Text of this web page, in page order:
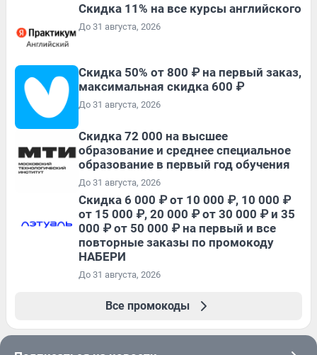
Скидка 11% на все курсы английского
До 31 августа, 2026
Скидка 50% от 800 ₽ на первый заказ,
максимальная скидка 600 ₽
До 31 августа, 2026
Скидка 72 000 на высшее
образование и среднее специальное
образование в первый год обучения
До 31 августа, 2026
Скидка 6 000 ₽ от 10 000 ₽, 10 000 ₽
от 15 000 ₽, 20 000 ₽ от 30 000 ₽ и 35
000 ₽ от 50 000 ₽ на первый и все
повторные заказы по промокоду
НАБЕРИ
До 31 августа, 2026
Все промокоды